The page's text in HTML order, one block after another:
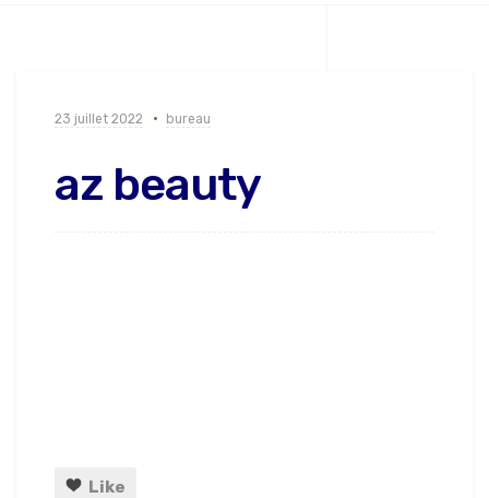
23 juillet 2022 bureau
az beauty
Like